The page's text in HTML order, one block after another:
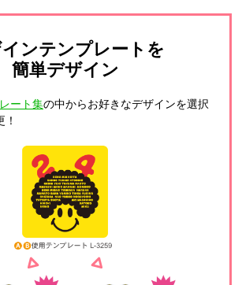
ンテンプレートを
簡単デザイン
ート集の中からお好きなデザインを選択